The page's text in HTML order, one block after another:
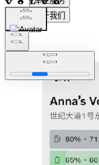
下载